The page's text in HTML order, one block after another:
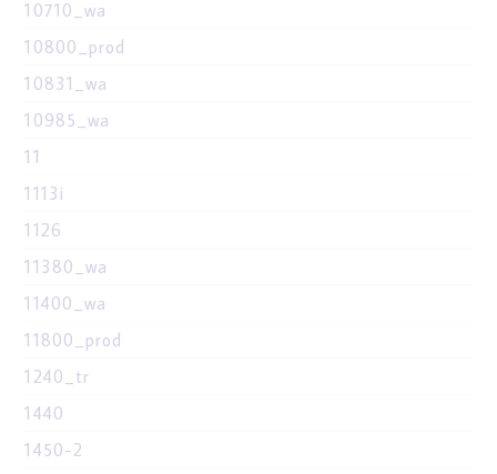
10710_wa
10800_prod
10831_wa
10985_wa
11
1113i
1126
11380_wa
11400_wa
11800_prod
1240_tr
1440
1450-2